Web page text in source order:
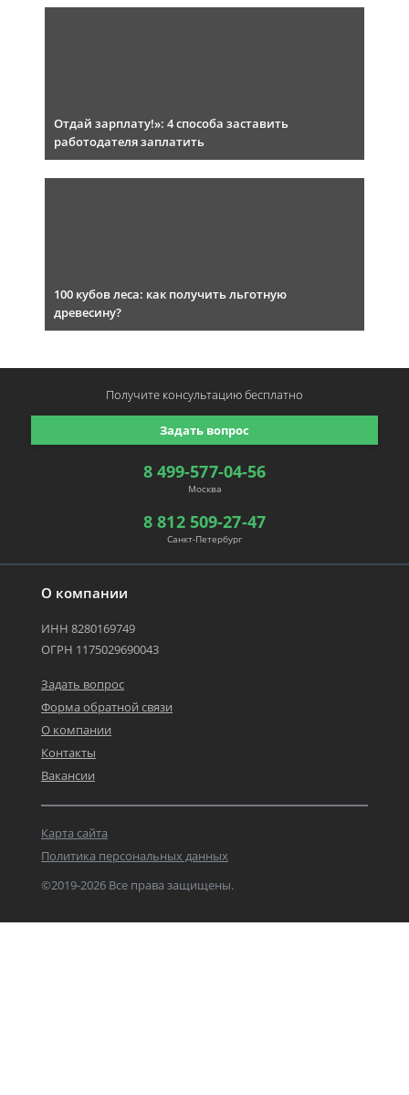
Отдай зарплату!»: 4 способа заставить
работодателя заплатить
100 кубов леса: как получить льготную
древесину?
О компании
ИНН 8280169749
ОГРН 1175029690043
Задать вопрос
Форма обратной связи
О компании
Контакты
Вакансии
©2019-2026 Все права защищены.
Карта сайта
Политика персональных данных
8 499-577-04-56
Москва
8 812 509-27-47
Санкт-Петербург
Задать вопрос
Получите консультациюбесплатно